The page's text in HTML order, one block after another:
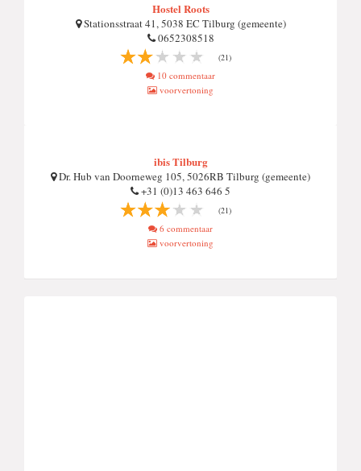
Hostel Roots
Stationsstraat 41, 5038 EC Tilburg (gemeente)
0652308518
(21)
10 commentaar
voorvertoning
ibis Tilburg
Dr. Hub van Doorneweg 105, 5026RB Tilburg (gemeente)
+31 (0)13 463 646 5
(21)
6 commentaar
voorvertoning